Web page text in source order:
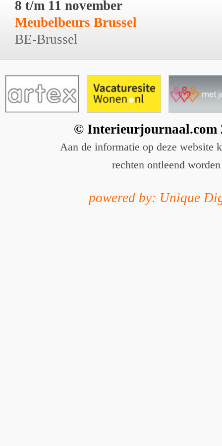
8 t/m 11 november
Meubelbeurs Brussel
BE-Brussel
© Interieurjournaal.com
Aan de informatie op deze website
rechten ontleend worden
powered by: Unique